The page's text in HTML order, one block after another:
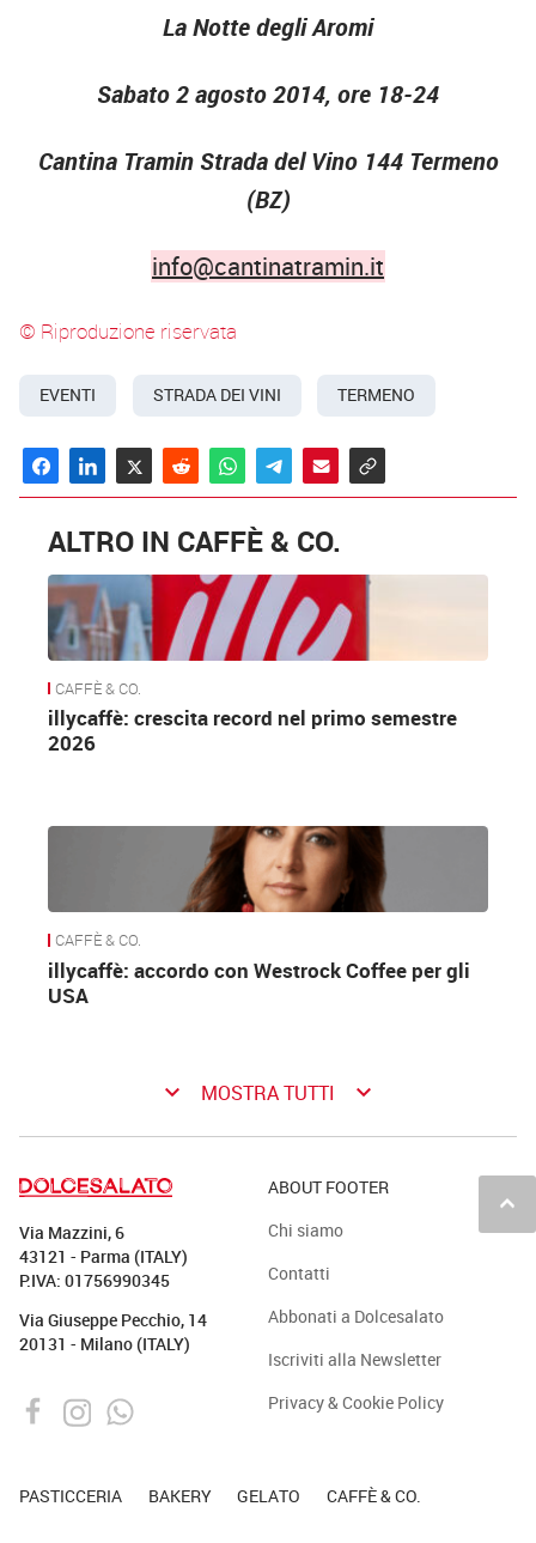
La Notte degli Aromi
Sabato 2 agosto 2014, ore 18-24
Cantina Tramin Strada del Vino 144 Termeno
(BZ)
info@cantinatramin.it
© Riproduzione riservata
EVENTI STRADA DEI VINI TERMENO
ALTRO IN CAFFÈ & CO.
CAFFÈ & CO.
illycaffè: crescita record nel primo semestre
2026
CAFFÈ & CO.
illycaffè: accordo con Westrock Coffee per gli
USA
keyboard_arrow_down MOSTRA TUTTI keyboard_arrow_down
keyboard_arrow_up
Via Mazzini, 6
43121 - Parma (ITALY)
P.IVA: 01756990345
Via Giuseppe Pecchio, 14
20131 - Milano (ITALY)
ABOUT FOOTER
Chi siamo
Contatti
Abbonati a Dolcesalato
Iscriviti alla Newsletter
Privacy & Cookie Policy
PASTICCERIA BAKERY GELATO CAFFÈ & CO.